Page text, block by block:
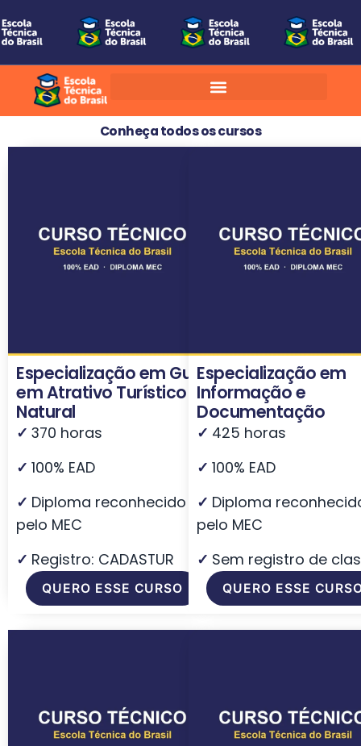
Conheça todos os cursos
Especialização em Guia
em Atrativo Turístico
Natural
✓ 370 horas
✓ 100% EAD
✓ Diploma reconhecido
pelo MEC
✓ Registro: CADASTUR
QUERO ESSE CURSO
Especialização em
Informação e
Documentação
✓ 425 horas
✓ 100% EAD
✓ Diploma
pelo MEC
✓ Sem registro de
QUERO ESSE